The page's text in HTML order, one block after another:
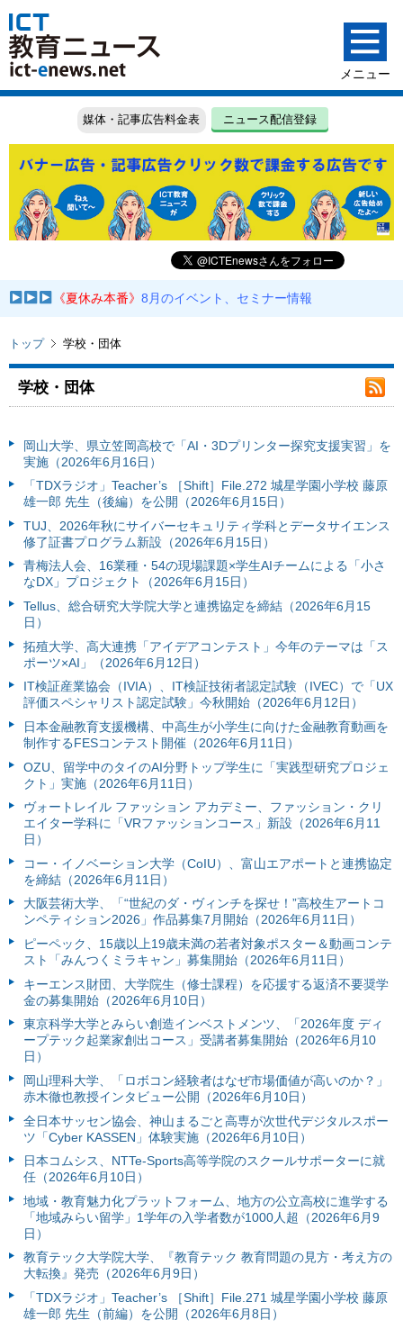
媒体・記事広告料金表 ニュース配信登録
《夏休み本番》8月のイベント、セミナー情報
トップ 学校・団体
学校・団体
岡山大学、県立笠岡高校で「AI・3Dプリンター探究支援実習」を
実施（2026年6月16日）
「TDXラジオ」Teacher’s ［Shift］File.272 城星学園小学校 藤原
雄一郎 先生（後編）を公開（2026年6月15日）
TUJ、2026年秋にサイバーセキュリティ学科とデータサイエンス
修了証書プログラム新設（2026年6月15日）
青梅法人会、16業種・54の現場課題×学生AIチームによる「小さ
なDX」プロジェクト（2026年6月15日）
Tellus、総合研究大学院大学と連携協定を締結（2026年6月15
日）
拓殖大学、高大連携「アイデアコンテスト」今年のテーマは「ス
ポーツ×AI」（2026年6月12日）
IT検証産業協会（IVIA）、IT検証技術者認定試験（IVEC）で「UX
評価スペシャリスト認定試験」今秋開始（2026年6月12日）
日本金融教育支援機構、中高生が小学生に向けた金融教育動画を
制作するFESコンテスト開催（2026年6月11日）
OZU、留学中のタイのAI分野トップ学生に「実践型研究プロジェ
クト」実施（2026年6月11日）
ヴォートレイル ファッション アカデミー、ファッション・クリ
エイター学科に「VRファッションコース」新設（2026年6月11
日）
コー・イノベーション大学（CoIU）、富山エアポートと連携協定
を締結（2026年6月11日）
大阪芸術大学、「“世紀のダ・ヴィンチを探せ！”高校生アートコ
ンペティション2026」作品募集7月開始（2026年6月11日）
ピーペック、15歳以上19歳未満の若者対象ポスター＆動画コンテ
スト「みんつくミラキャン」募集開始（2026年6月11日）
キーエンス財団、大学院生（修士課程）を応援する返済不要奨学
金の募集開始（2026年6月10日）
東京科学大学とみらい創造インベストメンツ、「2026年度 ディ
ープテック起業家創出コース」受講者募集開始（2026年6月10
日）
岡山理科大学、「ロボコン経験者はなぜ市場価値が高いのか？」
赤木徹也教授インタビュー公開（2026年6月10日）
全日本サッセン協会、神山まるごと高専が次世代デジタルスポー
ツ「Cyber KASSEN」体験実施（2026年6月10日）
日本コムシス、NTTe-Sports高等学院のスクールサポーターに就
任（2026年6月10日）
地域・教育魅力化プラットフォーム、地方の公立高校に進学する
「地域みらい留学」1学年の入学者数が1000人超（2026年6月9
日）
教育テック大学院大学、『教育テック 教育問題の見方・考え方の
大転換』発売（2026年6月9日）
「TDXラジオ」Teacher’s ［Shift］File.271 城星学園小学校 藤原
雄一郎 先生（前編）を公開（2026年6月8日）